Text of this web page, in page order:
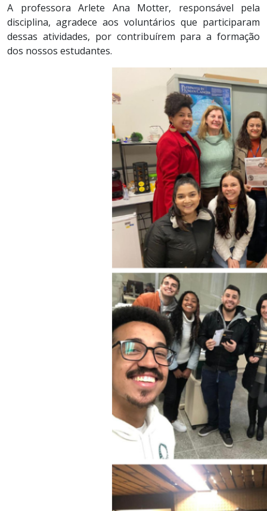
A professora Arlete Ana Motter, responsável pela
disciplina, agradece aos voluntários que participaram
dessas atividades, por contribuírem para a formação
dos nossos estudantes.